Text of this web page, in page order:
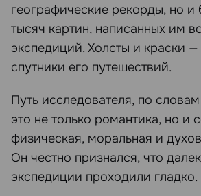
географические рекорды, но и
тысяч картин, написанных им
экспедиций. Холсты и краски
спутники его путешествий.
Путь исследователя, по
это не только романтика, но и
физическая, моральная и
Он честно признался, что
экспедиции проходили гладко.